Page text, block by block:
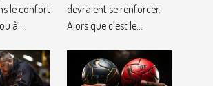
le confort
à...
devraient se renforcer.
Alors que c’est le...